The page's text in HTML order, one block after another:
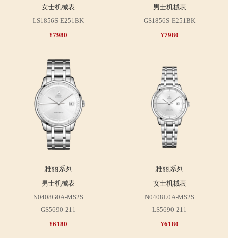
女士机械表
LS1856S-E251BK
¥7980
男士机械表
GS1856S-E251BK
¥7980
雅丽系列
男士机械表
N0408G0A-MS2S
GS5690-211
¥6180
雅丽系列
女士机械表
N0408L0A-MS2S
LS5690-211
¥6180